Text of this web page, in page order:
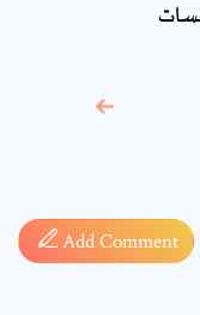
Add Comment